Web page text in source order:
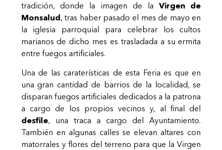
tradición, donde la imagen de la Virgen de
Monsalud, tras haber pasado el mes de mayo en
la iglesia parroquial para celebrar los cultos
marianos de dicho mes es trasladada a su ermita
entre fuegos artificiales.
Una de las caraterísticas de esta Feria es que en
una gran cantidad de barrios de la localidad, se
disparan fuegos artificiales dedicados a la patrona
a cargo de los propios vecinos y, al final del
desfile, una traca a cargo del Ayuntamiento.
También en algunas calles se elevan altares con
matorrales y flores del terreno para que la Virgen